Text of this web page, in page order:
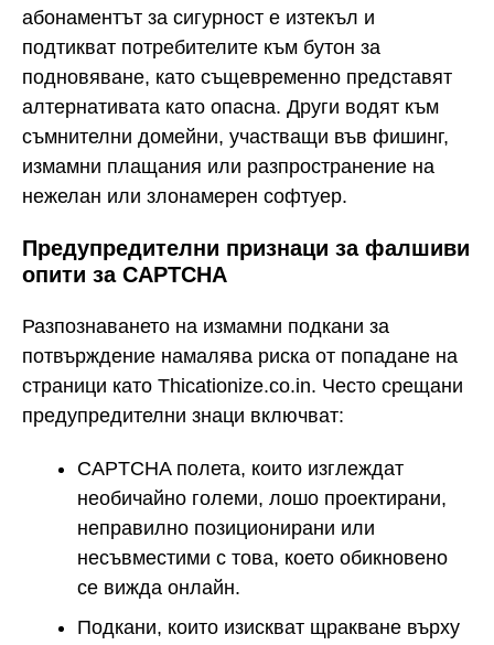
абонаментът за сигурност е изтекъл и
подтикват потребителите към бутон за
подновяване, като същевременно представят
алтернативата като опасна. Други водят към
съмнителни домейни, участващи във фишинг,
измамни плащания или разпространение на
нежелан или злонамерен софтуер.
Предупредителни признаци за фалшиви
опити за CAPTCHA
Разпознаването на измамни подкани за
потвърждение намалява риска от попадане на
страници като Thicationize.co.in. Често срещани
предупредителни знаци включват:
CAPTCHA полета, които изглеждат
необичайно големи, лошо проектирани,
неправилно позиционирани или
несъвместими с това, което обикновено
се вижда онлайн.
Подкани, които изискват щракване върху